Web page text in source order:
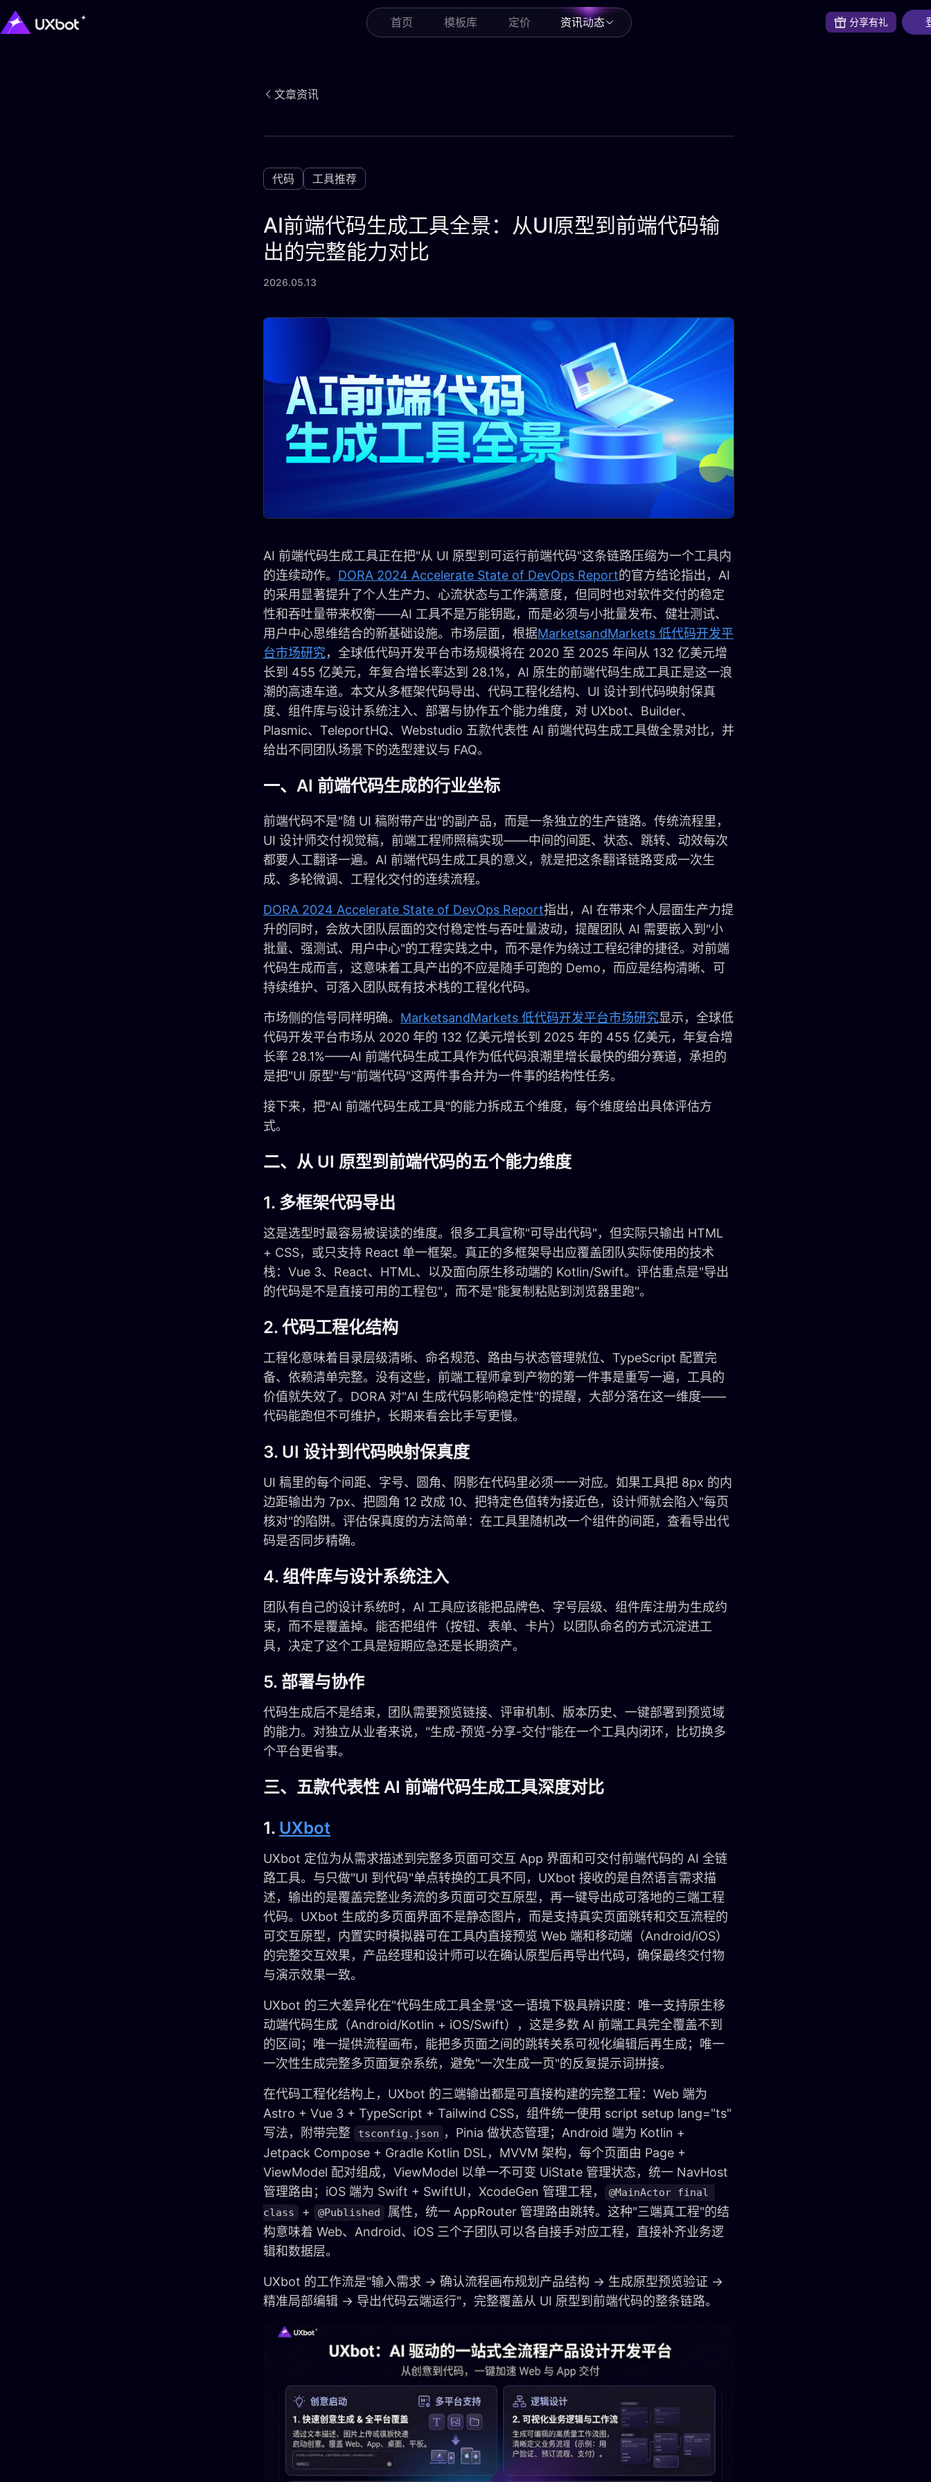
首页 模板库 定价 资讯动态 分享有礼
文章资讯
代码 工具推荐
AI前端代码生成工具全景：从UI原型到前端代码输
出的完整能力对比
2026.05.13
AI 前端代码生成工具正在把"从 UI 原型到可运行前端代码"这条链路压缩为一个工具内
的连续动作。 DORA 2024 Accelerate State of DevOps Report的官方结论指出，AI
的采用显著提升了个人生产力、心流状态与工作满意度，但同时也对软件交付的稳定
性和吞吐量带来权衡——AI 工具不是万能钥匙，而是必须与小批量发布、健壮测试、
用户中心思维结合的新基础设施。市场层面，根据MarketsandMarkets 低代码开发平
台市场研究，全球低代码开发平台市场规模将在 2020 至 2025 年间从 132 亿美元增
长到 455 亿美元，年复合增长率达到 28.1%，AI 原生的前端代码生成工具正是这一浪
潮的高速车道。本文从多框架代码导出、代码工程化结构、UI 设计到代码映射保真
度、组件库与设计系统注入、部署与协作五个能力维度，对 UXbot、Builder、
Plasmic、TeleportHQ、Webstudio 五款代表性 AI 前端代码生成工具做全景对比，并
给出不同团队场景下的选型建议与 FAQ。
一、AI 前端代码生成的行业坐标
前端代码不是"随 UI 稿附带产出"的副产品，而是一条独立的生产链路。传统流程里，
UI 设计师交付视觉稿，前端工程师照稿实现——中间的间距、状态、跳转、动效每次
都要人工翻译一遍。AI 前端代码生成工具的意义，就是把这条翻译链路变成一次生
成、多轮微调、工程化交付的连续流程。
DORA 2024 Accelerate State of DevOps Report指出，AI 在带来个人层面生产力提
升的同时，会放大团队层面的交付稳定性与吞吐量波动，提醒团队 AI 需要嵌入到"小
批量、强测试、用户中心"的工程实践之中，而不是作为绕过工程纪律的捷径。对前端
代码生成而言，这意味着工具产出的不应是随手可跑的 Demo，而应是结构清晰、可
持续维护、可落入团队既有技术栈的工程化代码。
市场侧的信号同样明确。 MarketsandMarkets 低代码开发平台市场研究显示，全球低
代码开发平台市场从 2020 年的 132 亿美元增长到 2025 年的 455 亿美元，年复合增
长率 28.1%——AI 前端代码生成工具作为低代码浪潮里增长最快的细分赛道，承担的
是把"UI 原型"与"前端代码"这两件事合并为一件事的结构性任务。
接下来，把"AI 前端代码生成工具"的能力拆成五个维度，每个维度给出具体评估方
式。
二、从 UI 原型到前端代码的五个能力维度
1. 多框架代码导出
这是选型时最容易被误读的维度。很多工具宣称"可导出代码"，但实际只输出 HTML
+ CSS，或只支持 React 单一框架。真正的多框架导出应覆盖团队实际使用的技术
栈：Vue 3、React、HTML、以及面向原生移动端的 Kotlin/Swift。评估重点是"导出
的代码是不是直接可用的工程包"，而不是"能复制粘贴到浏览器里跑"。
2. 代码工程化结构
工程化意味着目录层级清晰、命名规范、路由与状态管理就位、TypeScript 配置完
备、依赖清单完整。没有这些，前端工程师拿到产物的第一件事是重写一遍，工具的
价值就失效了。DORA 对"AI 生成代码影响稳定性"的提醒，大部分落在这一维度——
代码能跑但不可维护，长期来看会比手写更慢。
3. UI 设计到代码映射保真度
UI 稿里的每个间距、字号、圆角、阴影在代码里必须一一对应。如果工具把 8px 的内
边距输出为 7px、把圆角 12 改成 10、把特定色值转为接近色，设计师就会陷入"每页
核对"的陷阱。评估保真度的方法简单：在工具里随机改一个组件的间距，查看导出代
码是否同步精确。
4. 组件库与设计系统注入
团队有自己的设计系统时，AI 工具应该能把品牌色、字号层级、组件库注册为生成约
束，而不是覆盖掉。能否把组件（按钮、表单、卡片）以团队命名的方式沉淀进工
具，决定了这个工具是短期应急还是长期资产。
5. 部署与协作
代码生成后不是结束，团队需要预览链接、评审机制、版本历史、一键部署到预览域
的能力。对独立从业者来说，"生成-预览-分享-交付"能在一个工具内闭环，比切换多
个平台更省事。
三、五款代表性 AI 前端代码生成工具深度对比
1. UXbot
UXbot 定位为从需求描述到完整多页面可交互 App 界面和可交付前端代码的 AI 全链
路工具。与只做"UI 到代码"单点转换的工具不同，UXbot 接收的是自然语言需求描
述，输出的是覆盖完整业务流的多页面可交互原型，再一键导出成可落地的三端工程
代码。UXbot 生成的多页面界面不是静态图片，而是支持真实页面跳转和交互流程的
可交互原型，内置实时模拟器可在工具内直接预览 Web 端和移动端（Android/iOS）
的完整交互效果，产品经理和设计师可以在确认原型后再导出代码，确保最终交付物
与演示效果一致。
UXbot 的三大差异化在"代码生成工具全景"这一语境下极具辨识度：唯一支持原生移
动端代码生成（Android/Kotlin + iOS/Swift），这是多数 AI 前端工具完全覆盖不到
的区间；唯一提供流程画布，能把多页面之间的跳转关系可视化编辑后再生成；唯一
一次性生成完整多页面复杂系统，避免"一次生成一页"的反复提示词拼接。
在代码工程化结构上，UXbot 的三端输出都是可直接构建的完整工程：Web 端为
Astro + Vue 3 + TypeScript + Tailwind CSS，组件统一使用 script setup lang="ts"
写法，附带完整
tsconfig.json ，Pinia 做状态管理；Android 端为 Kotlin +
Jetpack Compose + Gradle Kotlin DSL，MVVM 架构，每个页面由 Page +
ViewModel 配对组成，ViewModel 以单一不可变 UiState 管理状态，统一 NavHost
管理路由；iOS 端为 Swift + SwiftUI，XcodeGen 管理工程，
@MainActor final
class
+ @Published
属性，统一 AppRouter 管理路由跳转。这种"三端真工程"的结
构意味着 Web、Android、iOS 三个子团队可以各自接手对应工程，直接补齐业务逻
辑和数据层。
UXbot 的工作流是"输入需求 → 确认流程画布规划产品结构 → 生成原型预览验证 →
精准局部编辑 → 导出代码云端运行"，完整覆盖从 UI 原型到前端代码的整条链路。